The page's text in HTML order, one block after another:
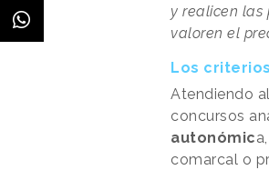
y realicen las
valoren el
Los
Atendiendo
concursos
autonómic
comarcal o